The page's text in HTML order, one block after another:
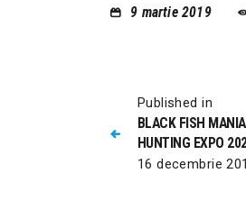
9 martie 2019
Published in
BLACK FISH
HUNTING EXPO
16 decembrie